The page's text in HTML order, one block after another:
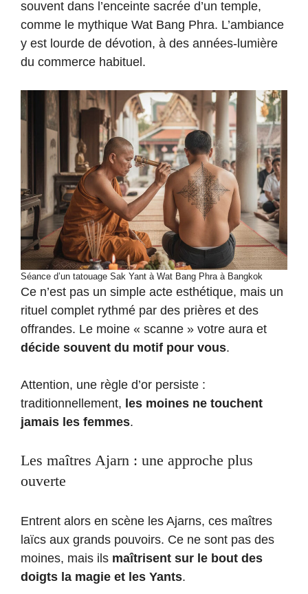
souvent dans l’enceinte sacrée d’un temple,
comme le mythique Wat Bang Phra. L’ambiance
y est lourde de dévotion, à des années-lumière
du commerce habituel.
Séance d’un tatouage Sak Yant à Wat Bang Phra à Bangkok
Ce n’est pas un simple acte esthétique, mais un
rituel complet rythmé par des prières et des
offrandes. Le moine « scanne » votre aura et
décide souvent du motif pour vous.
Attention, une règle d’or persiste :
traditionnellement, les moines ne touchent
jamais les femmes.
Les maîtres Ajarn : une approche plus
ouverte
Entrent alors en scène les Ajarns, ces maîtres
laïcs aux grands pouvoirs. Ce ne sont pas des
moines, mais ils maîtrisent sur le bout des
doigts la magie et les Yants.